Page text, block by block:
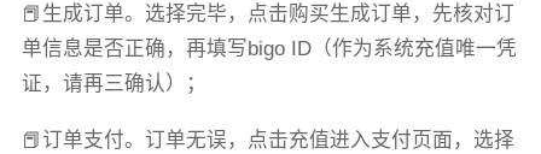
📕生成订单。选择完毕，点击购买生成订单，先核对订
单信息是否正确，再填写bigo ID（作为系统充值唯一凭
证，请再三确认）；
📕订单支付。订单无误，点击充值进入支付页面，选择